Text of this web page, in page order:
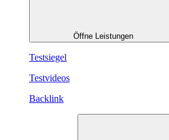
Öffne Leistungen
Testsiegel
Testvideos
Backlink